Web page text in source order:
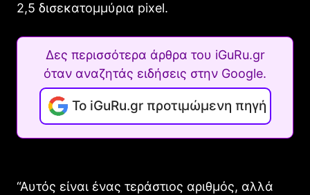
2,5 δισεκατομμύρια pixel.
Δες περισσότερα άρθρα του iGuRu.gr
όταν αναζητάς ειδήσεις στην Google.
Το iGuRu.gr προτιμώμενη πηγή
“Αυτός είναι ένας τεράστιος αριθμός, αλλά